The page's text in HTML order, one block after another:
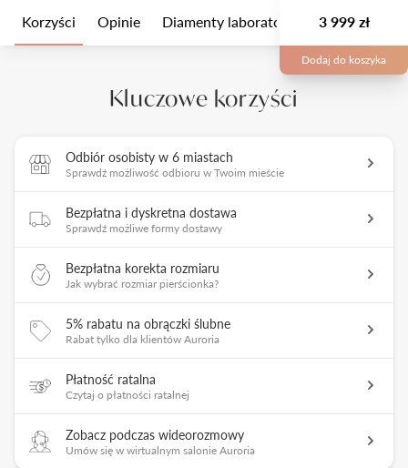
Korzyści Opinie Diamenty laboratoryjne Wielkość
3 999 zł
Dodaj do koszyka
Kluczowe korzyści
Odbiór osobisty w 6 miastach
Sprawdź możliwość odbioru w Twoim mieście
Bezpłatna i dyskretna dostawa
Sprawdź możliwe formy dostawy
Bezpłatna korekta rozmiaru
Jak wybrać rozmiar pierścionka?
5% rabatu na obrączki ślubne
Rabat tylko dla klientów Auroria
Płatność ratalna
Czytaj o płatności ratalnej
Zobacz podczas wideorozmowy
Umów się w wirtualnym salonie Auroria